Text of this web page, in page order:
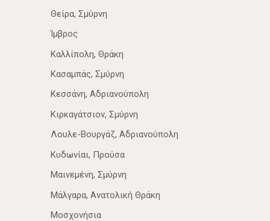
Θείρα, Σμύρνη
Ίμβρος
Καλλίπολη, Θράκη
Κασαμπάς, Σμύρνη
Κεσσάνη, Αδριανούπολη
Κιρκαγάτσιον, Σμύρνη
Λουλε-Βουργάζ, Αδριανούπολη
Κυδωνίαι, Προύσα
Μαινεμένη, Σμύρνη
Μάλγαρα, Ανατολική Θράκη
Μοσχονήσια